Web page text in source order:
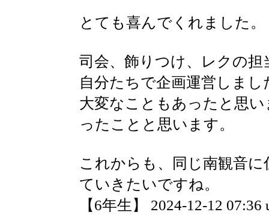
とても喜んでくれました。
司会、飾りつけ、レクの
自分たちで企画運営しまし
大変なこともあったと思
ったことと思います。
これからも、同じ南観音
ていきたいですね。
【6年生】 2024-12-12 07:36